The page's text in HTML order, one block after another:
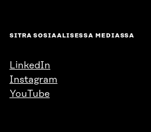
SITRA SOSIAALISESSA MEDIASSA
LinkedIn
Instagram
YouTube